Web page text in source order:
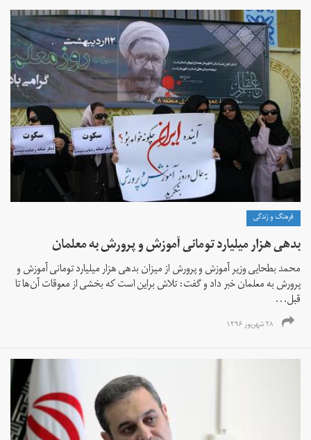
فرهنگ و زندگی
بدهی هزار میلیارد تومانی آموزش و پرورش به معلمان
محمد بطحایی وزیر آموزش و پرورش از میزان بدهی هزار میلیارد تومانی آموزش و
پرورش به معلمان خبر داد و گفت: تلاش براین است که بخشی از معوقات آن‌ها تا
قبل...
۲۸ شهریور ۱۳۹۶